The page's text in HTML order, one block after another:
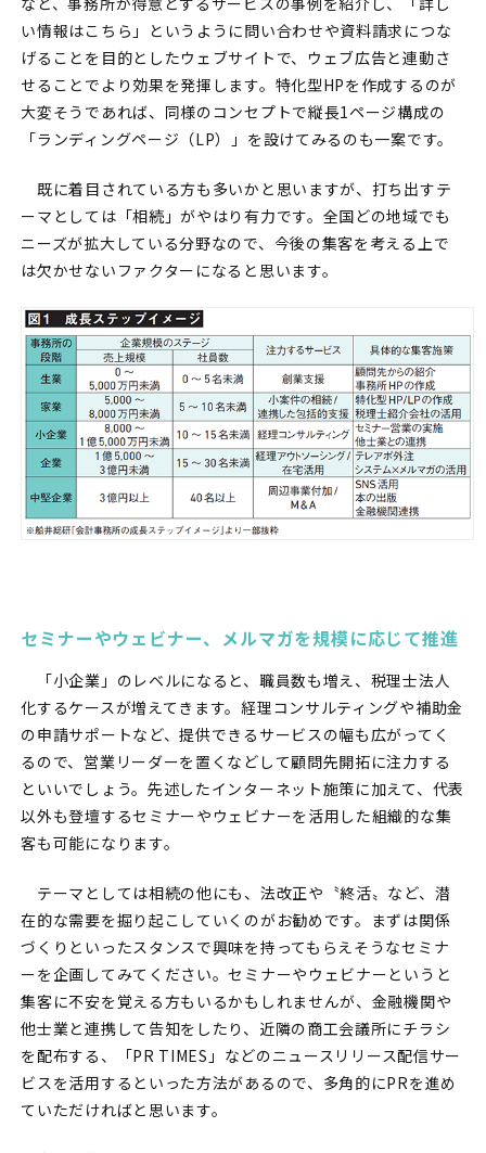
い情報はこちら」というように問い合わせや資料請求につな
げることを目的としたウェブサイトで、ウェブ広告と連動さ
せることでより効果を発揮します。特化型HPを作成するのが
大変そうであれば、同様のコンセプトで縦長1ページ構成の
「ランディングページ（LP）」を設けてみるのも一案です。
既に着目されている方も多いかと思いますが、打ち出すテ
ーマとしては「相続」がやはり有力です。全国どの地域でも
ニーズが拡大している分野なので、今後の集客を考える上で
は欠かせないファクターになると思います。
セミナーやウェビナー、メルマガを規模に応じて推進
「小企業」のレベルになると、職員数も増え、税理士法人
化するケースが増えてきます。経理コンサルティングや補助金
の申請サポートなど、提供できるサービスの幅も広がってく
るので、営業リーダーを置くなどして顧問先開拓に注力する
といいでしょう。先述したインターネット施策に加えて、代表
以外も登壇するセミナーやウェビナーを活用した組織的な集
客も可能になります。
テーマとしては相続の他にも、法改正や〝終活〟など、潜
在的な需要を掘り起こしていくのがお勧めです。まずは関係
づくりといったスタンスで興味を持ってもらえそうなセミナ
ーを企画してみてください。セミナーやウェビナーというと
集客に不安を覚える方もいるかもしれませんが、金融機関や
他士業と連携して告知をしたり、近隣の商工会議所にチラシ
を配布する、「PR TIMES」などのニュースリリース配信サー
ビスを活用するといった方法があるので、多角的にPRを進め
ていただければと思います。